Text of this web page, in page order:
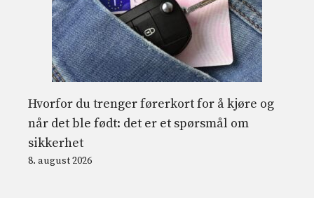
Hvorfor du trenger førerkort for å kjøre og
når det ble født: det er et spørsmål om
sikkerhet
8. august 2026